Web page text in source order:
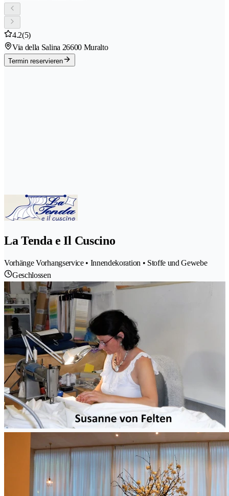
4.2(5)
Via della Salina 26600 Muralto
Termin reservieren
La Tenda e Il Cuscino
Vorhänge Vorhangservice • Innendekoration • Stoffe und Gewebe
Geschlossen